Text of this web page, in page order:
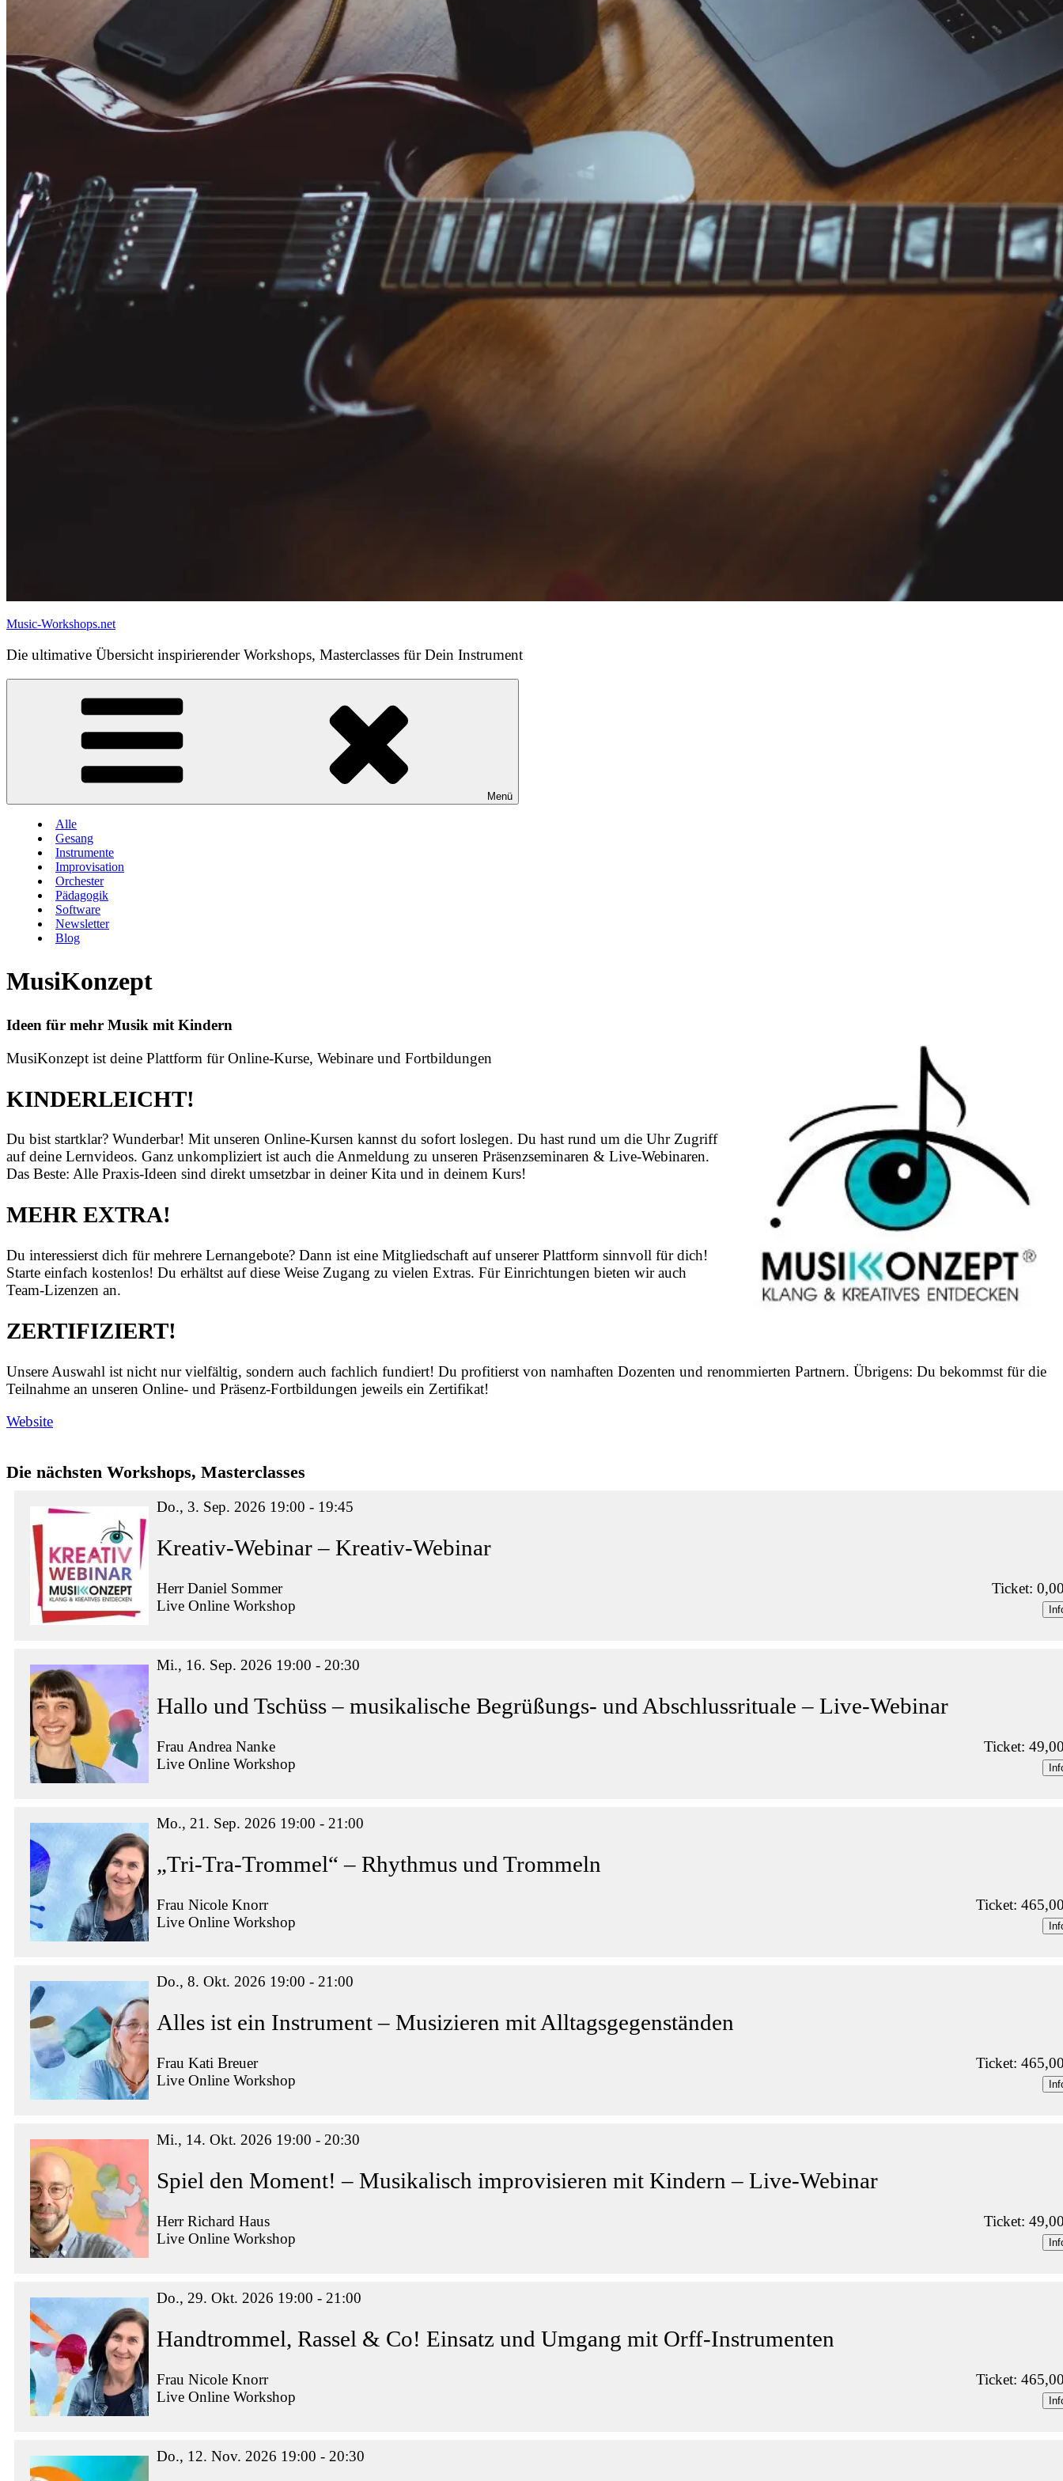
Music-Workshops.net
Die ultimative Übersicht inspirierender Workshops, Masterclasses für Dein Instrument
Menü
Alle
Gesang
Instrumente
Improvisation
Orchester
Pädagogik
Software
Newsletter
Blog
MusiKonzept
Ideen für mehr Musik mit Kindern
MusiKonzept ist deine Plattform für Online-Kurse, Webinare und Fortbildungen
KINDERLEICHT!
Du bist startklar? Wunderbar! Mit unseren Online-Kursen kannst du sofort loslegen. Du hast rund um die Uhr Zugriff
auf deine Lernvideos. Ganz unkompliziert ist auch die Anmeldung zu unseren Präsenzseminaren & Live-Webinaren.
Das Beste: Alle Praxis-Ideen sind direkt umsetzbar in deiner Kita und in deinem Kurs!
MEHR EXTRA!
Du interessierst dich für mehrere Lernangebote? Dann ist eine Mitgliedschaft auf unserer Plattform sinnvoll für dich!
Starte einfach kostenlos! Du erhältst auf diese Weise Zugang zu vielen Extras. Für Einrichtungen bieten wir auch
Team-Lizenzen an.
ZERTIFIZIERT!
Unsere Auswahl ist nicht nur vielfältig, sondern auch fachlich fundiert! Du profitierst von namhaften Dozenten und renommierten Partnern. Übrigens: Du bekommst für die
Teilnahme an unseren Online- und Präsenz-Fortbildungen jeweils ein Zertifikat!
Website
Die nächsten Workshops, Masterclasses
Do., 3. Sep. 2026 19:00 - 19:45
Kreativ-Webinar – Kreativ-Webinar
Herr Daniel Sommer
Live Online Workshop
Ticket:
Mi., 16. Sep. 2026 19:00 - 20:30
Hallo und Tschüss – musikalische Begrüßungs- und Abschlussrituale – Live-Webinar
Frau Andrea Nanke
Live Online Workshop
Ticket:
Mo., 21. Sep. 2026 19:00 - 21:00
„Tri-Tra-Trommel“ – Rhythmus und Trommeln
Frau Nicole Knorr
Live Online Workshop
Ticket:
Do., 8. Okt. 2026 19:00 - 21:00
Alles ist ein Instrument – Musizieren mit Alltagsgegenständen
Frau Kati Breuer
Live Online Workshop
Ticket:
Mi., 14. Okt. 2026 19:00 - 20:30
Spiel den Moment! – Musikalisch improvisieren mit Kindern – Live-Webinar
Herr Richard Haus
Live Online Workshop
Ticket:
Do., 29. Okt. 2026 19:00 - 21:00
Handtrommel, Rassel & Co! Einsatz und Umgang mit Orff-Instrumenten
Frau Nicole Knorr
Live Online Workshop
Ticket:
Do., 12. Nov. 2026 19:00 - 20:30